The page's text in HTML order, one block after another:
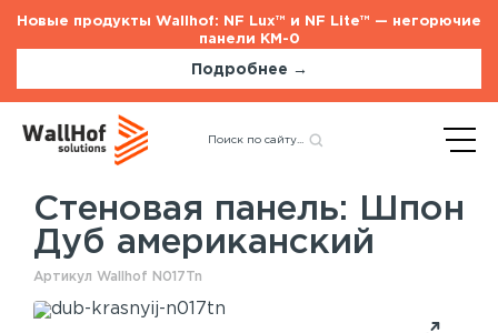
Новые продукты Wallhof: NF Lux™ и NF Lite™ — негорючие
панели КМ-0
Подробнее →
Назад
Стеновые панели
Стеновая панель: Шпон
Дуб американский
Артикул Wallhof N017Tn